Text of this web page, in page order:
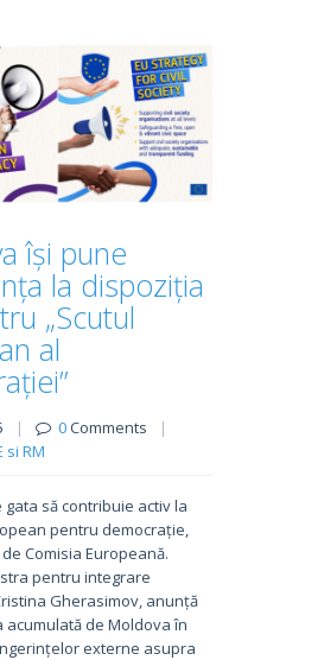
își pune
la dispoziția
„Scutul
al
| 0Comments
|
si RM
să contribuie activ la
pentru democrație,
Comisia Europeană.
pentru integrare
Gherasimov, anunță
acumulată de Moldova în
externe asupra